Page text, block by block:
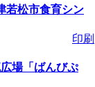
ン 障
付期
若松市食育シン
印刷
場「ばんびぷ